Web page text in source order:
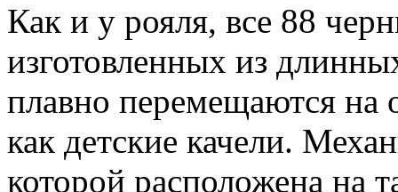
Как и у рояля, все 88
изготовленных из
плавно перемещаются на
как детские качели.
которой расположена на